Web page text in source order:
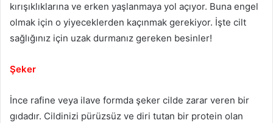
kırışıklıklarına ve erken yaşlanmaya yol açıyor. Buna engel
olmak için o yiyeceklerden kaçınmak gerekiyor. İşte cilt
sağlığınız için uzak durmanız gereken besinler!
Şeker
İnce rafine veya ilave formda şeker cilde zarar veren bir
gıdadır. Cildinizi pürüzsüz ve diri tutan bir protein olan